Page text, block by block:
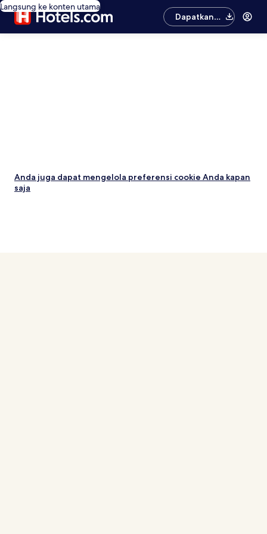
Langsung ke konten utama
Dapatkan
aplikasinya
Anda juga dapat mengelola preferensi cookie Anda kapan
saja